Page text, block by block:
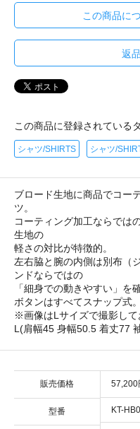
この商品に
返
この商品に登録されている
シャツ/SHIRTS シャツ/
ブロード生地に商品でコー
ツ。
コーティング加工ならでは
生地の
軽さの対比が特徴的。
左右脇と腕の内側は別布（
ンドならではの
「細身での動きやすい」を
ボタンはすべてスナップ式。
※画像はLサイズで撮影して
L(肩幅45 身幅50.5 着丈77
販売価格 57,200
型番 KT-